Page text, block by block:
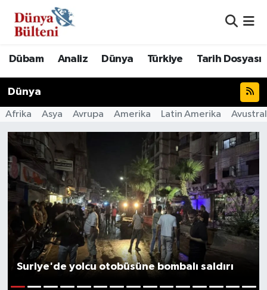
Dübam Analiz Dünya Türkiye Tarih Dosyası
Dünya
Afrika Asya Avrupa Amerika Latin Amerika
Suriye'de yolcu otobüsüne bombalı saldırı
Hava Durumu
Namaz Vakitleri
Trafik Durumu
Süper Lig Puan Durumu ve Fikstür
Tüm Manşetler
Son Dakika Haberleri
Haber Arşivi